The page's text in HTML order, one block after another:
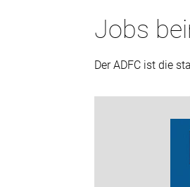
Jobs
Der ADFC ist die